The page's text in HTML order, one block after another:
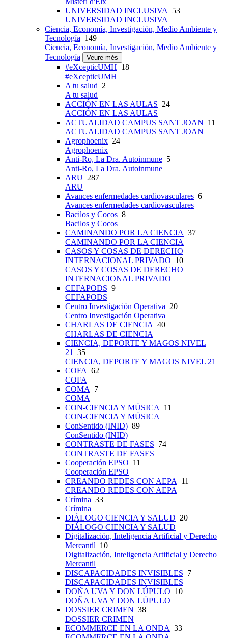
UNIVERSIDAD INCLUSIVA
53
UNIVERSIDAD INCLUSIVA
Ciencia, Economía, Investigación, Medio Ambiente y
Tecnología 149
Ciencia, Economía, Investigación, Medio Ambiente y
Tecnología
Veure més
#eXcepticUMH 18
#eXcepticUMH
A tu salud 2
A tu salud
ACCIÓN EN LAS AULAS 24
ACCIÓN EN LAS AULAS
ACTUALIDAD CAMPUS SANT JOAN 11
ACTUALIDAD CAMPUS SANT JOAN
Agrophoenix 24
Agrophoenix
Anti-Ro, La Dra. Autoinmune 5
Anti-Ro, La Dra. Autoinmune
ARU 287
ARU
Avances enfermedades cardiovasculares 6
Avances enfermedades cardiovasculares
Bacilos y Cocos 8
Bacilos y Cocos
CAMINANDO POR LA CIENCIA 37
CAMINANDO POR LA CIENCIA
CASOS Y COSAS DE DERECHO
INTERNACIONAL PRIVADO 10
CASOS Y COSAS DE DERECHO
INTERNACIONAL PRIVADO
CEFAPODS 9
CEFAPODS
Centro Investigación Operativa 20
Centro Investigación Operativa
CHARLAS DE CIENCIA 40
CHARLAS DE CIENCIA
CIENCIA, DEPORTE Y MAGOS NIVEL
21
35
CIENCIA, DEPORTE Y MAGOS NIVEL 21
COFA 62
COFA
COMA
7
COMA
CON-CIENCIA Y MÚSICA
11
CON-CIENCIA Y MÚSICA
ConSentido (INID) 89
ConSentido (INID)
CONTRASTE DE FASES 74
CONTRASTE DE FASES
Cooperación EPSO 11
Cooperación EPSO
CREANDO REDES CON AEPA
11
CREANDO REDES CON AEPA
Crímina 33
Crímina
DIÁLOGO CIENCIA Y SALUD 20
DIÁLOGO CIENCIA Y SALUD
Digitalización, Inteligencia Artificial y Derecho
Mercantil 10
Digitalización, Inteligencia Artificial y Derecho
Mercantil
DISCAPACIDADES INVISIBLES 7
DISCAPACIDADES INVISIBLES
DOÑA UVA Y DON LÚPULO 10
DOÑA UVA Y DON LÚPULO
DOSSIER CRIMEN 38
DOSSIER CRIMEN
ECOMMERCE EN LA ONDA 33